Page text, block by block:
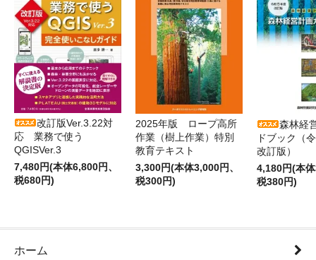
改訂版Ver.3.22対
応 業務で使う
QGISVer.3
7,480円(本体6,800円、
税680円)
2025年版 ロープ高所
作業（樹上作業）特別
教育テキスト
3,300円(本体3,000円、
税300円)
森林経
ドブック（
改訂版）
4,180円(本
税380円)
ホーム